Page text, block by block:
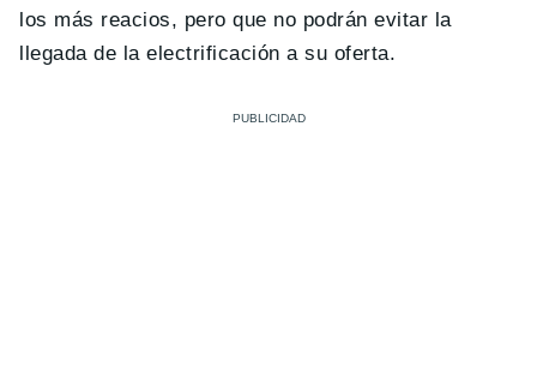
los más reacios, pero que no podrán evitar la
llegada de la electrificación a su oferta.